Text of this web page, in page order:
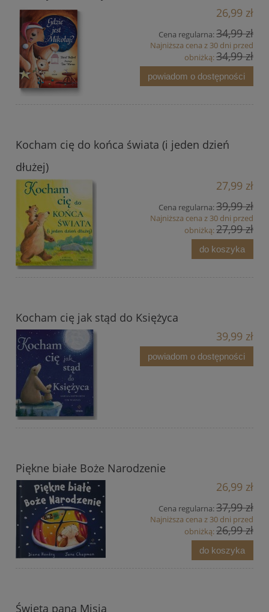
26,99 zł
Cena regularna:34,99 zł
Najniższa cena z 30 dni przed
obniżką:34,99 zł
powiadom o dostępności
Kocham cię do końca świata (i jeden dzień
dłużej)
27,99 zł
Cena regularna:39,99 zł
Najniższa cena z 30 dni przed
obniżką:27,99 zł
do koszyka
Kocham cię jak stąd do Księżyca
39,99 zł
powiadom o dostępności
Piękne białe Boże Narodzenie
26,99 zł
Cena regularna:37,99 zł
Najniższa cena z 30 dni przed
obniżką:26,99 zł
do koszyka
Święta pana Misia